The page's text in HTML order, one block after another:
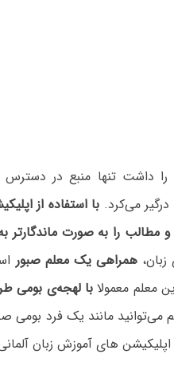
داشت تنها منبع در دسترس
درگیر می‌کرد. با استفاده از
مطالب را به صورت ماندگارتر
زبان،همراهی یک معلم صبور
معلم معمولابا لهجه‌ی بومی
می‌توانید مانند یک فرد بومی
های آموزش زبان